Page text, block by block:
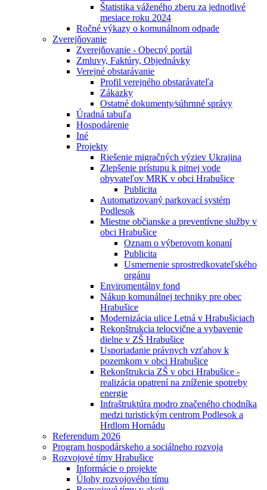
Štatistika váženého zberu za jednotlivé
mesiace roku 2024
Ročné výkazy o komunálnom odpade
Zverejňovanie
Zverejňovanie - Obecný portál
Zmluvy, Faktúry, Objednávky
Verejné obstarávanie
Profil verejného obstarávateľa
Zákazky
Ostatné dokumenty⁄súhrnné správy
Úradná tabuľa
Hospodárenie
Iné
Projekty
Riešenie migračných výziev Ukrajina
Zlepšenie prístupu k pitnej vode
obyvateľov MRK v obci Hrabušice
Publicita
Automatizovaný parkovací systém
Podlesok
Miestne občianske a preventívne služby v
obci Hrabušice
Oznam o výberovom konaní
Publicita
Usmernenie sprostredkovateľského
orgánu
Enviromentálny fond
Nákup komunálnej techniky pre obec
Hrabušice
Modernizácia ulice Letná v Hrabušiciach
Rekonštrukcia telocvične a vybavenie
dielne v ZŠ Hrabušice
Usporiadanie právnych vzťahov k
pozemkom v obci Hrabušice
Rekonštrukcia ZŠ v obci Hrabušice -
realizácia opatrení na zníženie spotreby
energie
Infraštruktúra modro značeného chodníka
medzi turistickým centrom Podlesok a
Hrdlom Hornádu
Referendum 2026
Program hospodárskeho a sociálneho rozvoja
Rozvojové tímy Hrabušice
Informácie o projekte
Úlohy rozvojového tímu